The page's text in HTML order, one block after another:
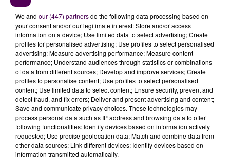
40 kilos écoulés en neuf mois
Néanmoins, trois voitures ayant été utilisées par les
trafiquants présumés ont été immobilisées et, selon
les éléments glanés au gré de l’enquête, les
protagonistes auraient réussi à écouler quelque 40
kilos de marchandise illicite en moins d’un an. Cinq
d’entre eux avaient été placés en détention provisoire
dans l’attente de leur comparution.
We and our (447) partnersdo the following data processing based on
your consent and/or our legitimate interest: Store and/or access
information on a device; Use limited data to select advertising; Create
profiles for personalised advertising; Use profiles to select personalised
advertising; Measure advertising performance; Measure content
performance; Understand audiences through statistics or combinations
of data from different sources; Develop and improve services; Create
profiles to personalise content; Use profiles to select personalised
content; Use limited data to select content; Ensure security, prevent and
detect fraud, and fix errors; Deliver and present advertising and content;
Save and communicate privacy choices. These technologies may
process personal data such as IP address and browsing data to offer
following functionalities: Identify devices based on information actively
requested; Use precise geolocation data; Match and combine data from
other data sources; Link different devices; Identify devices based on
information transmitted automatically.